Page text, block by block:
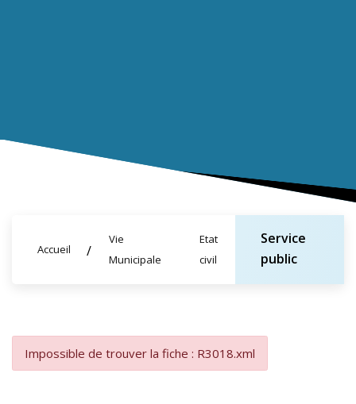
Accueil
Vie
Municipale
Etat
civil
Service
public
Impossible de trouver la fiche : R3018.xml